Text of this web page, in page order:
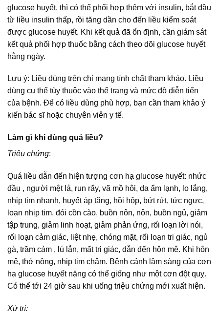
glucose huyết, thì có thể phối hợp thêm với insulin, bắt đầu
từ liều insulin thấp, rồi tăng dần cho đến liều kiểm soát
được glucose huyết. Khi kết quả đã ổn định, cần giám sát
kết quả phối hợp thuốc bằng cách theo dõi glucose huyết
hằng ngày.
Lưu ý: Liều dùng trên chỉ mang tính chất tham khảo. Liều
dùng cụ thể tùy thuộc vào thể trạng và mức độ diễn tiến
của bệnh. Để có liều dùng phù hợp, bạn cần tham khảo ý
kiến bác sĩ hoặc chuyên viên y tế.
Làm gì khi dùng quá liều?
Triệu chứng:
Quá liều dẫn đến hiện tượng cơn hạ glucose huyết: nhức
đầu , người mệt lả, run rẩy, vã mồ hôi, da ẩm lạnh, lo lắng,
nhịp tim nhanh, huyết áp tăng, hồi hộp, bứt rứt, tức ngực,
loạn nhịp tim, đói cồn cào, buồn nôn, nôn, buồn ngủ, giảm
tập trung, giảm linh hoạt, giảm phản ứng, rối loạn lời nói,
rối loạn cảm giác, liệt nhẹ, chóng mặt, rối loạn tri giác, ngủ
gà, trầm cảm , lú lẫn, mất tri giác, dẫn đến hôn mê. Khi hôn
mê, thở nông, nhịp tim chậm. Bệnh cảnh lâm sàng của cơn
hạ glucose huyết nặng có thể giống như một cơn đột quỵ.
Có thể tới 24 giờ sau khi uống triệu chứng mới xuất hiện.
Xử trí: